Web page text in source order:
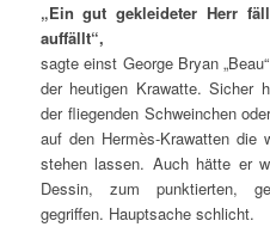
„Ein gut gekleideter Herr
auffällt“,
sagte einst George Bryan
der heutigen Krawatte. Sicher
der fliegenden Schweinchen
auf den Hermès-Krawatten die
stehen lassen. Auch hätte er
Dessin, zum punktierten,
gegriffen. Hauptsache schlicht.